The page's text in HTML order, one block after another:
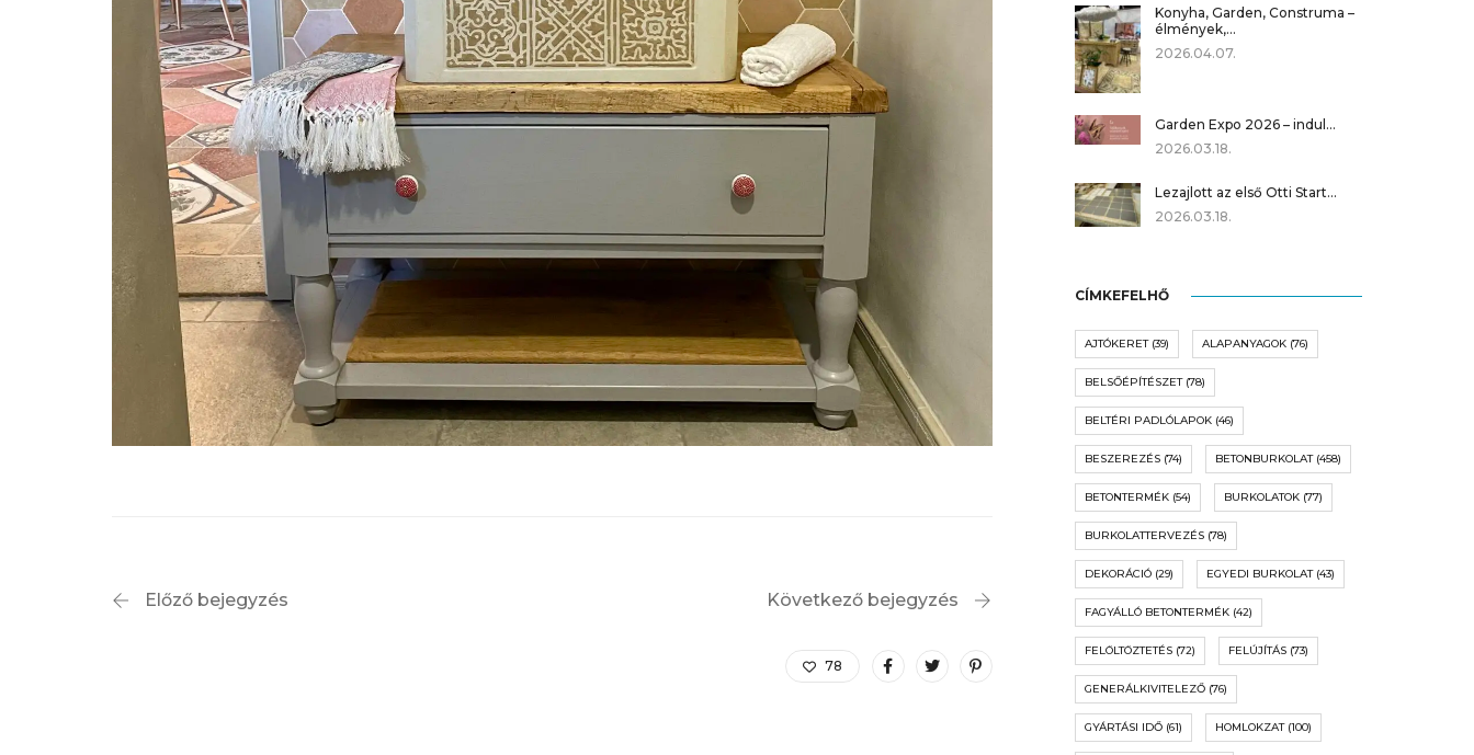
Előző bejegyzés Következő bejegyzés
78
Konyha, Garden, Construma –
élmények,…
2026.04.07.
Garden Expo 2026 – indul…
2026.03.18.
Lezajlott az első Otti Start…
2026.03.18.
CÍMKEFELHŐ
AJTÓKERET(39) ALAPANYAGOK(76)
BELSŐÉPÍTÉSZET(78)
BELTÉRI PADLÓLAPOK(46)
BESZEREZÉS(74) BETONBURKOLAT(458)
BETONTERMÉK(54) BURKOLATOK(77)
BURKOLATTERVEZÉS(78)
DEKORÁCIÓ(29) EGYEDI BURKOLAT(43)
FAGYÁLLÓ BETONTERMÉK(42)
FELÖLTÖZTETÉS(72) FELÚJÍTÁS(73)
GENERÁLKIVITELEZŐ(76)
GYÁRTÁSI IDŐ(61) HOMLOKZAT(100)